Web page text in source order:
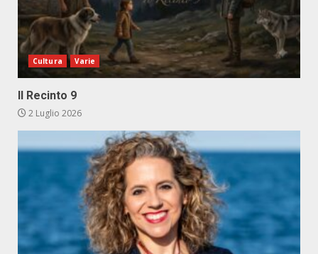
Cultura Varie
Il Recinto 9
2 Luglio 2026